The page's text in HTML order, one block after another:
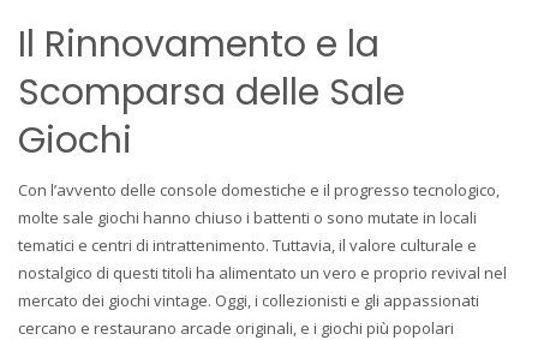
Il Rinnovamento e la
Scomparsa delle Sale
Giochi
Con l’avvento delle console domestiche e il progresso tecnologico,
molte sale giochi hanno chiuso i battenti o sono mutate in locali
tematici e centri di intrattenimento. Tuttavia, il valore culturale e
nostalgico di questi titoli ha alimentato un vero e proprio revival nel
mercato dei giochi vintage. Oggi, i collezionisti e gli appassionati
cercano e restaurano arcade originali, e i giochi più popolari